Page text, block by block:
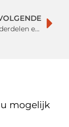
Vind alle onderdelen en accessoires op één website
mogelijk